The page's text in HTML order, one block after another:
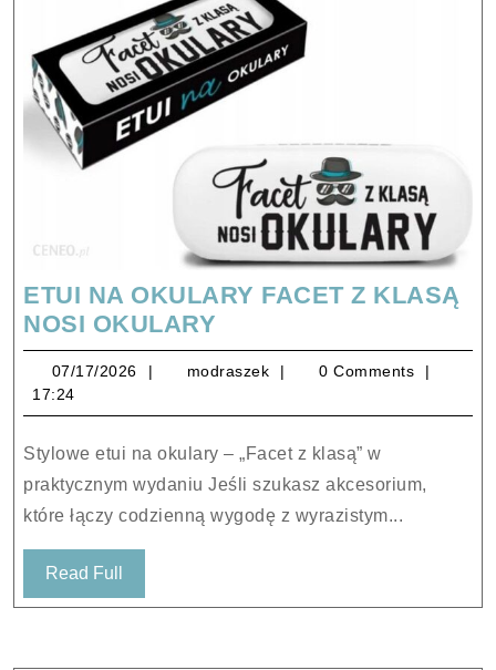
ETUI NA OKULARY FACET Z KLASĄ
NOSI OKULARY
NA
OKULARY
FACET
KLASĄ
NOSI
OKULARY
07/17/2026 07/17/2026
modraszek modraszek
0 Comments
17:24
Stylowe etui na okulary – „Facet z klasą” w
praktycznym wydaniu Jeśli szukasz akcesorium,
które łączy codzienną wygodę z wyrazistym...
Read Full
Full